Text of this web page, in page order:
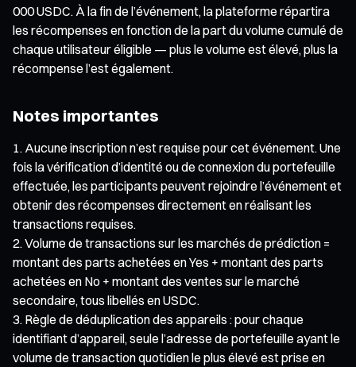
000 USDC. À la fin de l’événement, la plateforme répartira
les récompenses en fonction de la part du volume cumulé de
chaque utilisateur éligible — plus le volume est élevé, plus la
récompense l’est également.
Notes importantes
Aucune inscription n’est requise pour cet événement. Une
fois la vérification d’identité ou de connexion du portefeuille
effectuée, les participants peuvent rejoindre l’événement et
obtenir des récompenses directement en réalisant les
transactions requises.
Volume de transactions sur les marchés de prédiction =
montant des parts achetées en Yes + montant des parts
achetées en No + montant des ventes sur le marché
secondaire, tous libellés en USDC.
Règle de déduplication des appareils : pour chaque
identifiant d’appareil, seule l’adresse de portefeuille ayant le
volume de transaction quotidien le plus élevé est prise en